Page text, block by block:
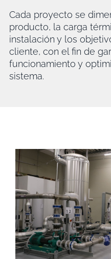
Cada proyecto se
producto, la carga
instalación y los
cliente, con el fin de
funcionamiento y
sistema.